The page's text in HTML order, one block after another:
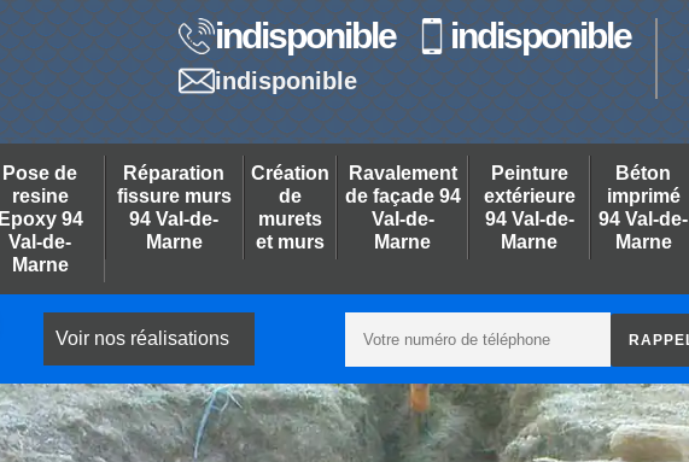
indisponible indisponible
indisponible
Pose de
resine
Epoxy 94
Val-de-
Marne
Réparation
fissure murs
94 Val-de-
Marne
Création
de
murets
et murs
Ravalement
de façade 94
Val-de-
Marne
Peinture
extérieure
94 Val-de-
Marne
Béton
imprimé
94 Val-de-
Marne
Voir nos réalisations